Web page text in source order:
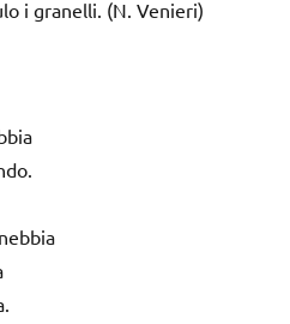
i granelli. (N. Venieri)